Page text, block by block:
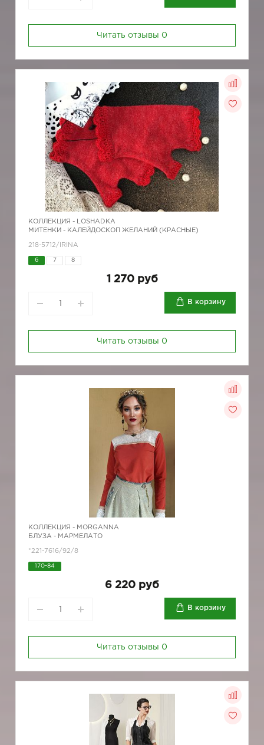
Читать отзывы 0
КОЛЛЕКЦИЯ - LOSHADKA
МИТЕНКИ - КАЛЕЙДОСКОП ЖЕЛАНИЙ (КРАСНЫЕ)
218-5712/IRINA
6 7 8
1 270 руб
В корзину
Читать отзывы 0
КОЛЛЕКЦИЯ - MORGANNA
БЛУЗА - МАРМЕЛАТО
*221-7616/92/8
170-84
6 220 руб
В корзину
Читать отзывы 0